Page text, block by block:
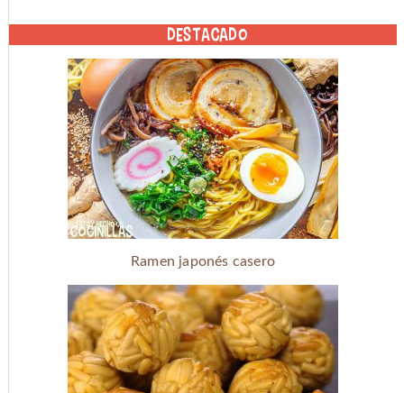
DESTACADO
Ramen japonés casero